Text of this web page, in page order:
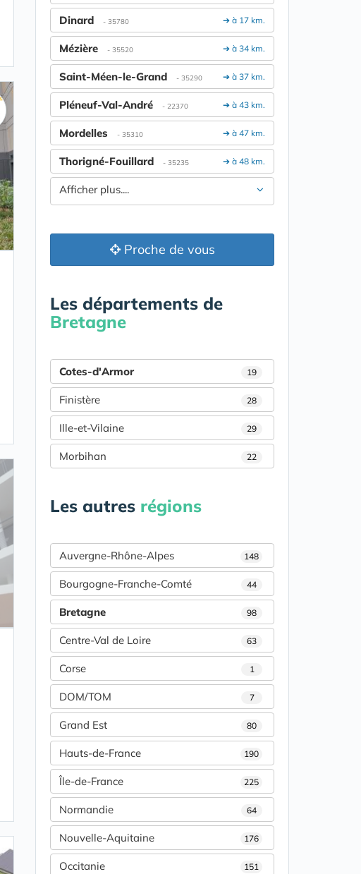
➔ à 17 km.
Dinard - 35780
➔ à 34 km.
Mézière - 35520
➔ à 37 km.
Saint-Méen-le-Grand - 35290
➔ à 43 km.
Pléneuf-Val-André - 22370
➔ à 47 km.
Mordelles - 35310
➔ à 48 km.
Thorigné-Fouillard - 35235
Afficher plus....
Proche de vous
Les départements de
Bretagne
Cotes-d'Armor 19
Finistère 28
Ille-et-Vilaine 29
Morbihan 22
Les autres régions
Auvergne-Rhône-Alpes 148
Bourgogne-Franche-Comté 44
Bretagne 98
Centre-Val de Loire 63
Corse 1
DOM/TOM 7
Grand Est 80
Hauts-de-France 190
Île-de-France 225
Normandie 64
Nouvelle-Aquitaine 176
Occitanie 151